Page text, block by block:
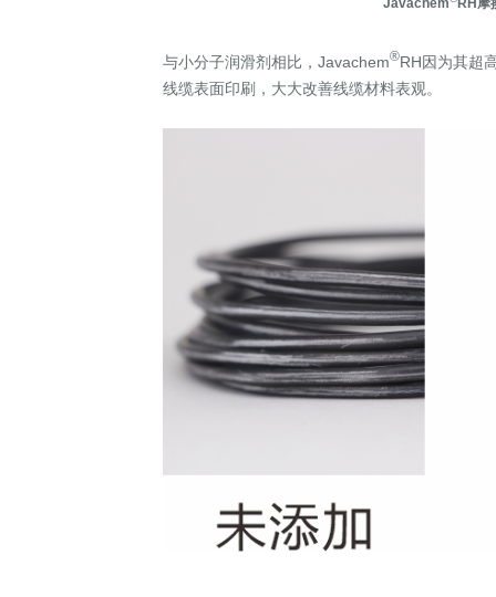
Javachem RH摩
与小分子润滑剂相比，Javachem®RH因为其超
线缆表面印刷，大大改善线缆材料表观。